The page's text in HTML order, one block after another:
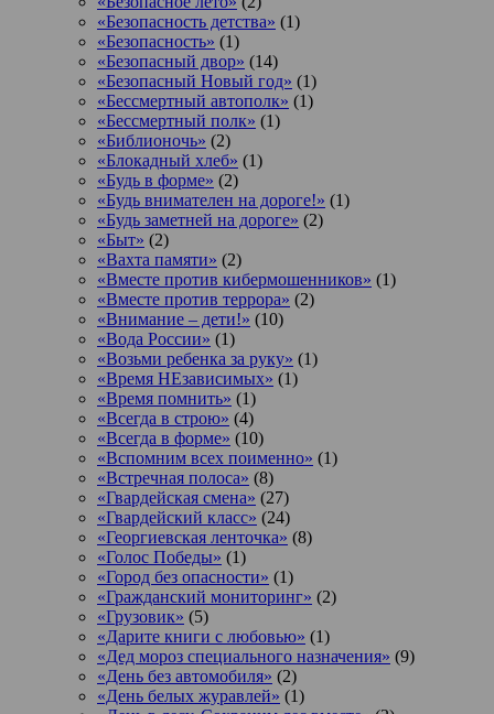
«Безопасность детства» (1)
«Безопасность» (1)
«Безопасный двор» (14)
«Безопасный Новый год» (1)
«Бессмертный автополк» (1)
«Бессмертный полк» (1)
«Библионочь» (2)
«Блокадный хлеб» (1)
«Будь в форме» (2)
«Будь внимателен на дороге!» (1)
«Будь заметней на дороге» (2)
«Быт» (2)
«Вахта памяти» (2)
«Вместе против кибермошенников» (1)
«Вместе против террора» (2)
«Внимание – дети!» (10)
«Вода России» (1)
«Возьми ребенка за руку» (1)
«Время НЕзависимых» (1)
«Время помнить» (1)
«Всегда в строю» (4)
«Всегда в форме» (10)
«Вспомним всех поименно» (1)
«Встречная полоса» (8)
«Гвардейская смена» (27)
«Гвардейский класс» (24)
«Георгиевская ленточка» (8)
«Голос Победы» (1)
«Город без опасности» (1)
«Гражданский мониторинг» (2)
«Грузовик» (5)
«Дарите книги с любовью» (1)
«Дед мороз специального назначения» (9)
«День без автомобиля» (2)
«День белых журавлей» (1)